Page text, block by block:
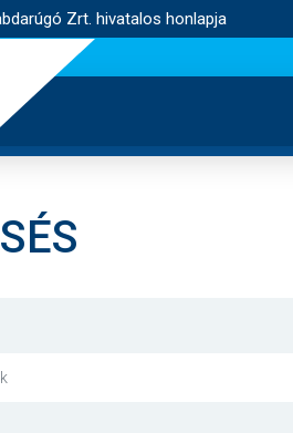
Zrt. hivatalos honlapja